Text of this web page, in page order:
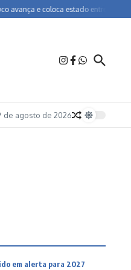
e coloca estado entre os
de agosto de 2026
em alerta para 2027